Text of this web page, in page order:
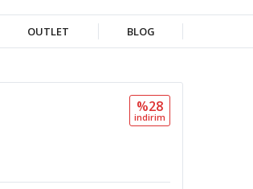
OUTLET BLOG
%28
i̇ndi̇ri̇m